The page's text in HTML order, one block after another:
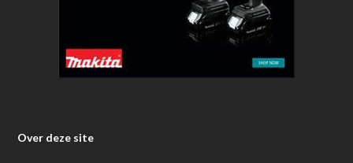
Over deze site